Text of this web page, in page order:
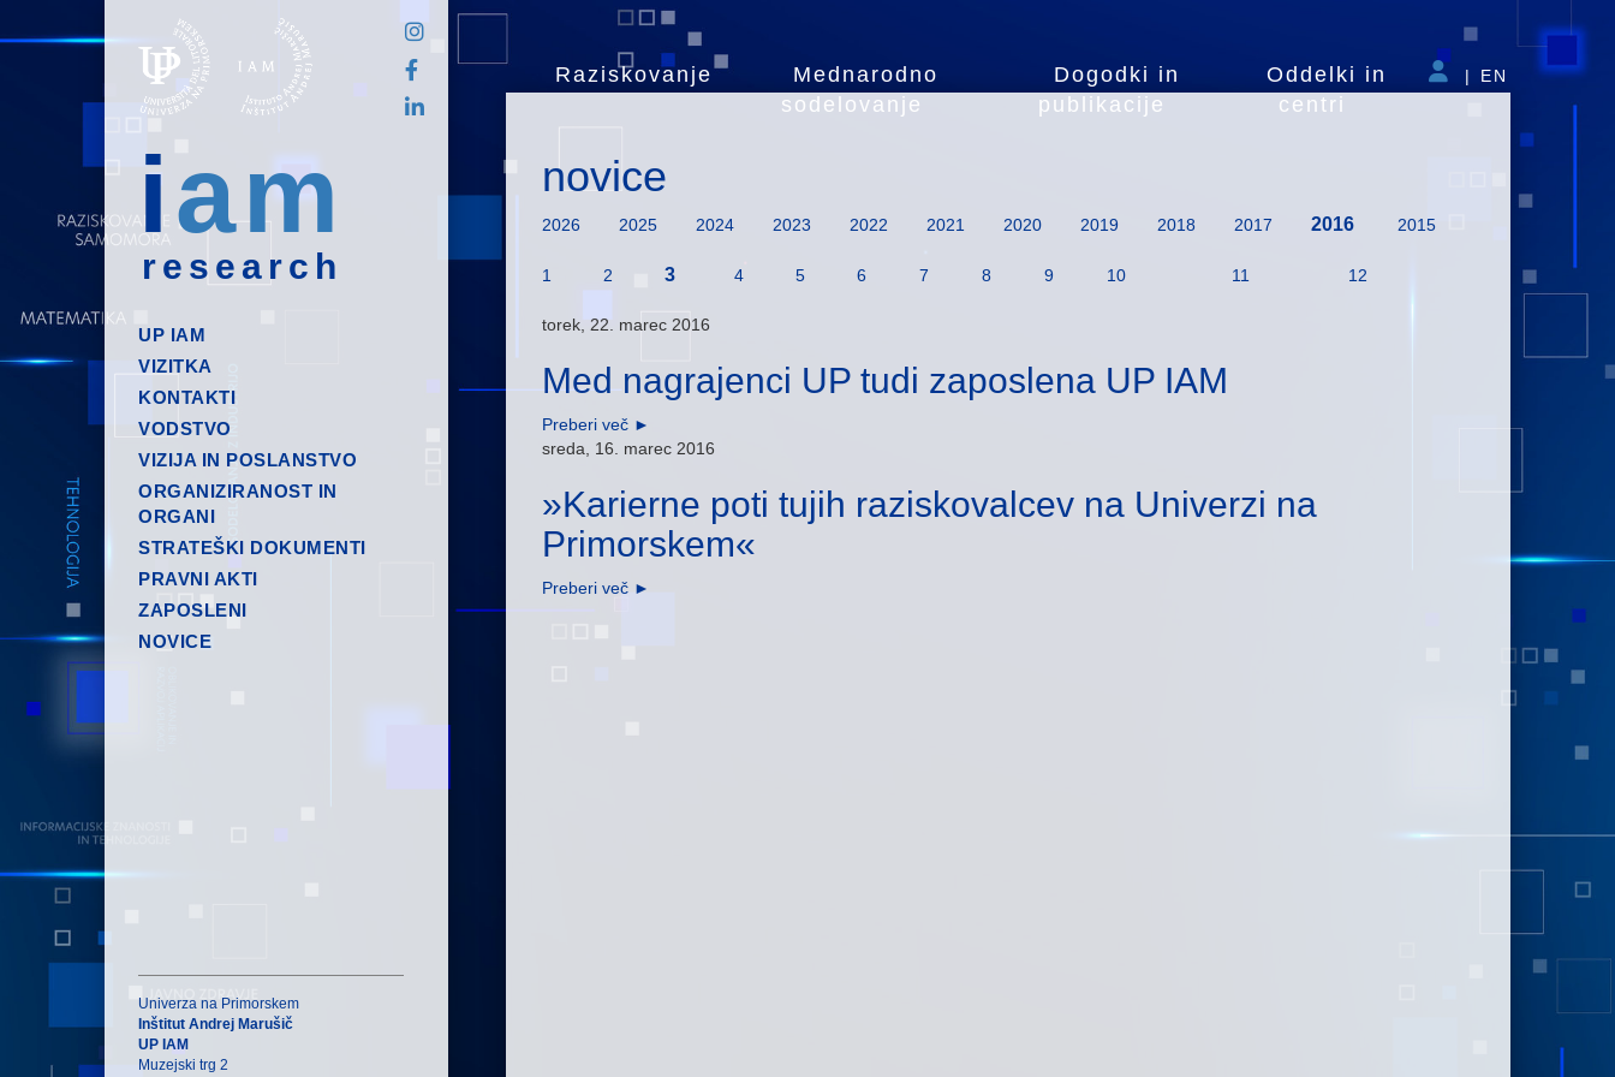
iam
research
Raziskovanje
Mednarodno
sodelovanje
Dogodki in
publikacije
Oddelki in
centri
| EN
UP IAM
VIZITKA
KONTAKTI
VODSTVO
VIZIJA IN POSLANSTVO
ORGANIZIRANOST IN
ORGANI
STRATEŠKI DOKUMENTI
PRAVNI AKTI
ZAPOSLENI
NOVICE
novice
2026 2025 2024 2023 2022 2021 2020 2019 2018 2017 2016 2015
1 2 3 4 5 6 7 8 9 10 11 12
torek, 22. marec 2016
Med nagrajenci UP tudi zaposlena UP IAM
Preberi več ►
sreda, 16. marec 2016
»Karierne poti tujih raziskovalcev na Univerzi na
Primorskem«
Preberi več ►
Univerza na Primorskem
Inštitut Andrej Marušič
UP IAM
Muzejski trg 2